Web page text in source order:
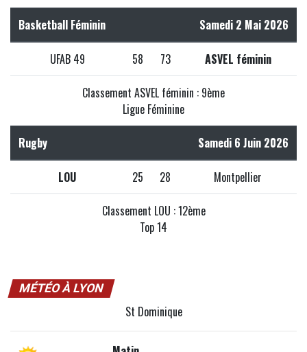
Basketball Féminin Samedi 2 Mai 2026
UFAB 49 58 73 ASVEL féminin
Classement ASVEL féminin : 9ème
Ligue Féminine
Rugby Samedi 6 Juin 2026
LOU 25 28 Montpellier
Classement LOU : 12ème
Top 14
MÉTÉO À LYON
St Dominique